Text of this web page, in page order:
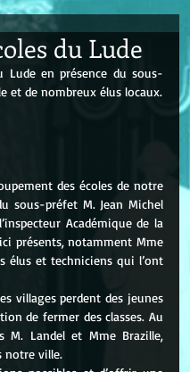
du Lude
Lude en présence du sous-
et de nombreux élus locaux.
des écoles de notre
sous-préfet M. Jean Michel
Académique de la
présents, notamment Mme
élus et techniciens qui l’ont
villages perdent des jeunes
de fermer des classes. Au
M. Landel et Mme Brazille,
notre ville.